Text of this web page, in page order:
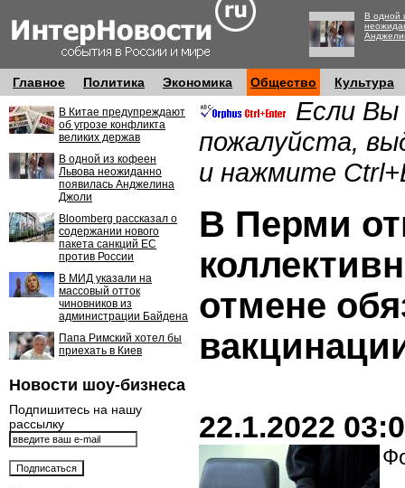
В одной
Главное Политика Экономика Общество Культура
В Китае предупреждают
об угрозе конфликта
великих держав
В одной из кофеен
Львова неожиданно
появилась Анджелина
Джоли
Bloomberg рассказал о
содержании нового
пакета санкций ЕС
против России
В МИД указали на
массовый отток
чиновников из
администрации Байдена
Папа Римский хотел бы
приехать в Киев
Новости шоу-бизнеса
Подпишитесь на нашу
рассылку
Если Вы
пожалуйста,
и нажмите
В Перми
отмене
22.1.2022